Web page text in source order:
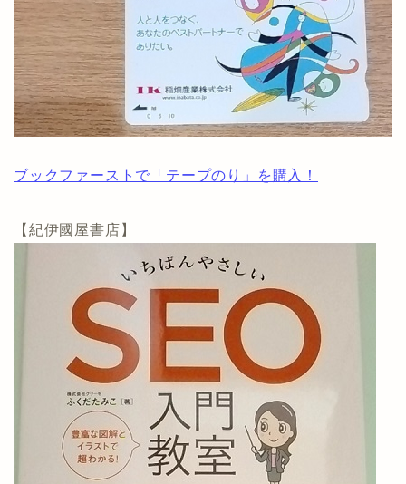
ブックファーストで「テープのり」を購入！
【紀伊國屋書店】